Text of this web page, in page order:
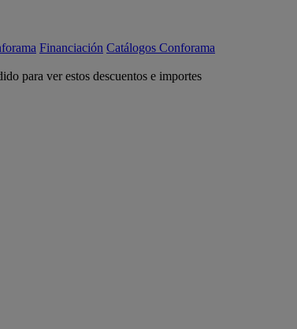
Financiación Catálogos Conforama
para ver estos descuentos e importes